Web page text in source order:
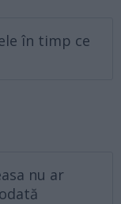
în timp ce
nu ar